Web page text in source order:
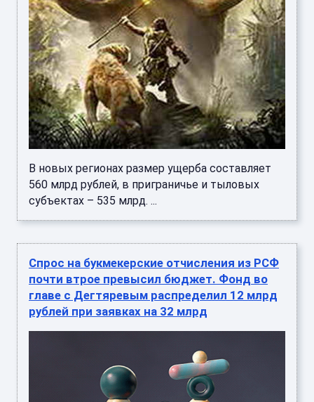
В новых регионах размер ущерба составляет
560 млрд рублей, в приграничье и тыловых
субъектах – 535 млрд. ...
Спрос на букмекерские отчисления из РСФ
почти втрое превысил бюджет. Фонд во
главе с Дегтяревым распределил 12 млрд
рублей при заявках на 32 млрд